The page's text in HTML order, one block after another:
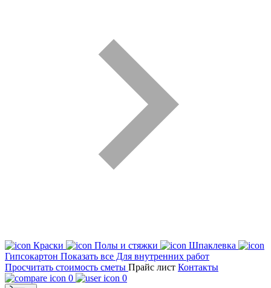
Краски Полы и стяжки
Шпаклевка
Гипсокартон Показать все Для внутренних работ
Просчитать стоимость сметы Прайс лист Контакты
0
0